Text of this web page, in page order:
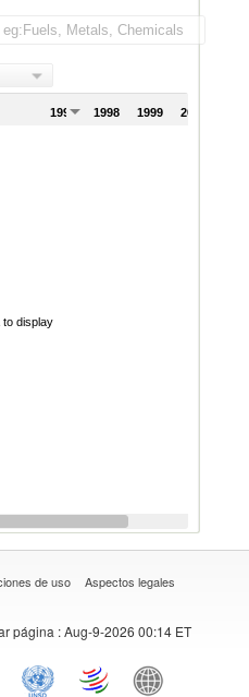
1997 1998 1999 2000
to display
de uso Aspectos legales
página : Aug-9-2026 00:14 ET